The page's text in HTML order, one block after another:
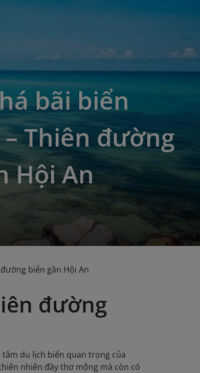
bãi biển
Thiên đường
Hội An
biển gần Hội An
đường
du lịch biển quan trọng của
nhiên đầy thơ mộng mà còn có